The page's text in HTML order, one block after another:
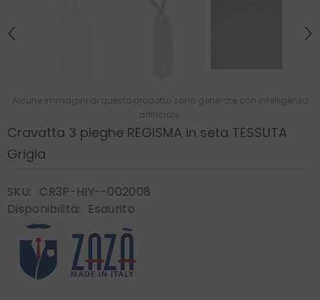
Alcune immagini di questo prodotto sono generate con intelligenza
artificiale.
Cravatta 3 pieghe REGISMA in seta TESSUTA
Grigia
SKU: CR3P-HIY--002008
Disponibilità:
Esaurito